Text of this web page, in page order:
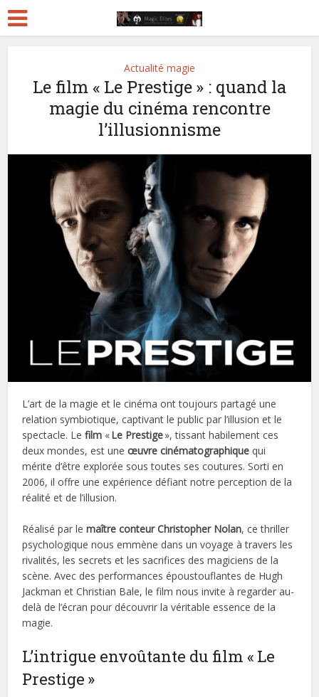
Actualité magie
Le film « Le Prestige » : quand la
magie du cinéma rencontre
l’illusionnisme
L’art de la magie et le cinéma ont toujours partagé une
relation symbiotique, captivant le public par l’illusion et le
spectacle. Lefilm «Le Prestige», tissant habilement ces
deux mondes, est uneœuvre cinématographique qui
mérite d’être explorée sous toutes ses coutures. Sorti en
2006, il offre une expérience défiant notre perception de la
réalité et de l’illusion.
Réalisé par lemaître conteur Christopher Nolan, ce thriller
psychologique nous emmène dans un voyage à travers les
rivalités, les secrets et les sacrifices des magiciens de la
scène. Avec des performances époustouflantes de Hugh
Jackman et Christian Bale, le film nous invite à regarder au-
delà de l’écran pour découvrir la véritable essence de la
magie.
L’intrigue envoûtante du film « Le
Prestige »